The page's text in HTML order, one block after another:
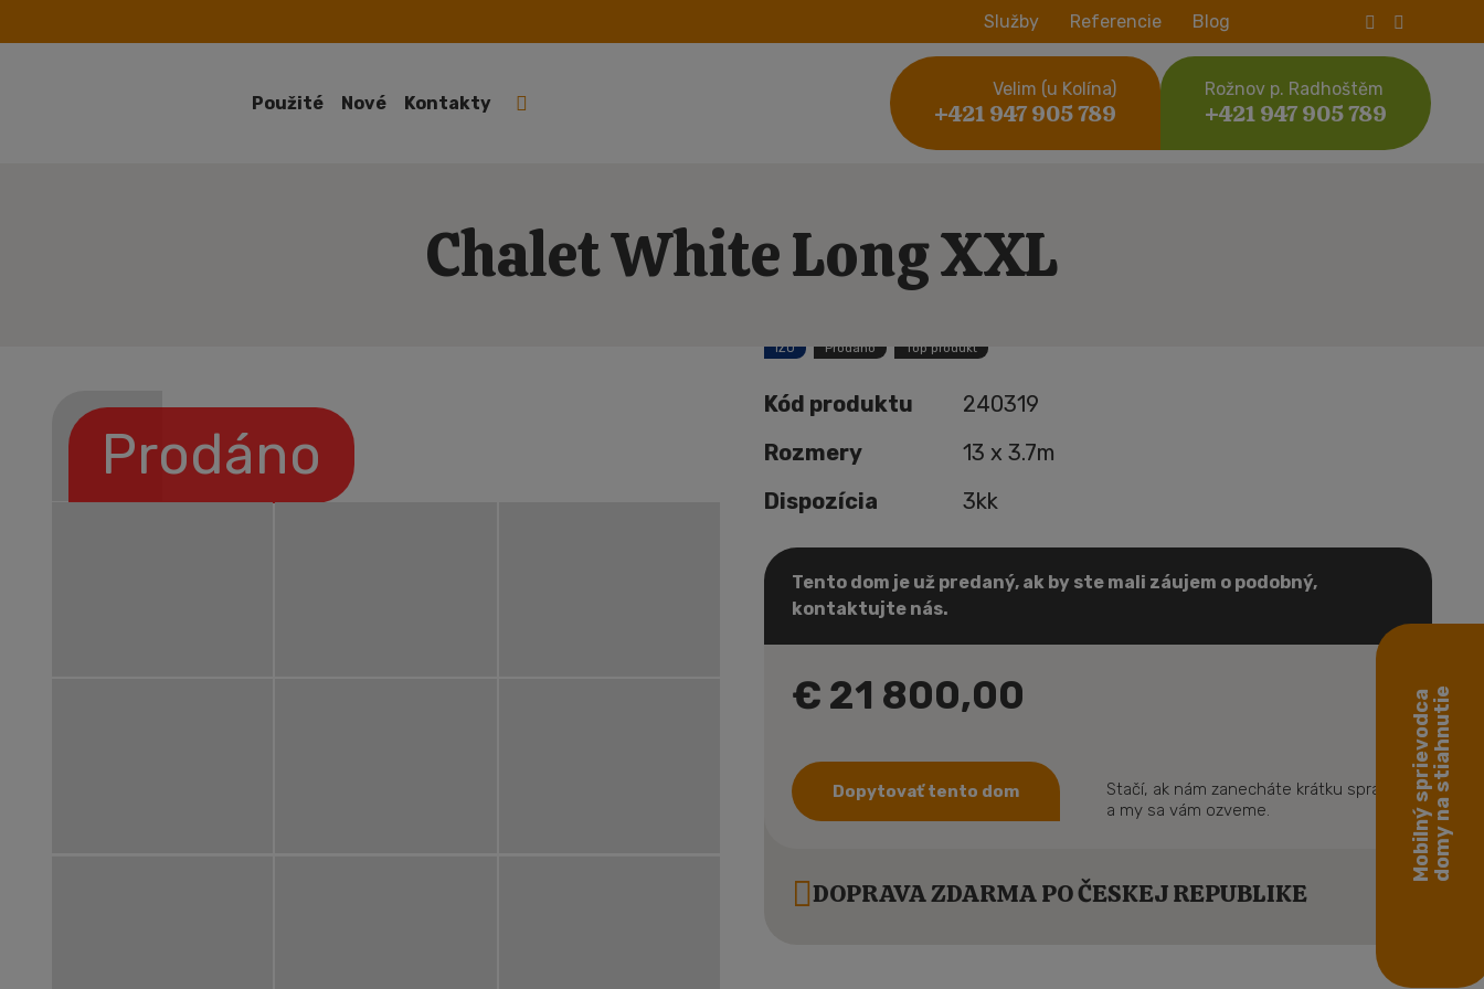
Služby Referencie Blog
Použité Nové Kontakty
Velim (u Kolína)
+421 947 905 789
Rožnov p. Radhoštěm
+421 947 905 789
Chalet White Long XXL
Prodáno
IZO Prodáno Top produkt
Kód produktu
240319
Rozmery
13 x 3.7m
Dispozícia
3kk
Tento dom je už predaný, ak by ste mali záujem o podobný,
kontaktujte nás.
€ 21 800,00
Dopytovať tento dom
Stačí, ak nám zanecháte krátku správu
a my sa vám ozveme.
DOPRAVA ZDARMA PO ČESKEJ REPUBLIKE
Mobilný sprievodcadomy na stiahnutie